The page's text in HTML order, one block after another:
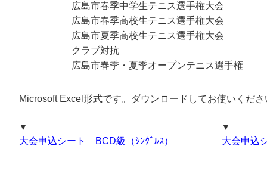
広島市春季中学生テニス選手権大会
広島市春季高校生テニス選手権大会
広島市夏季高校生テニス選手権大会
クラブ対抗
広島市春季・夏季オープンテニス選手権
Microsoft Excel形式です。ダウンロードしてお使いくださ
▼
大会申込シート BCD級（ｼﾝｸﾞﾙｽ）
▼
大会申込